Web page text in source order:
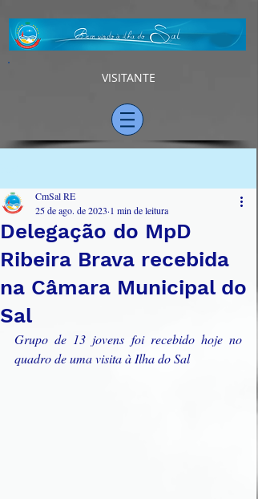
VISITANTE
Delegação do MpD
Ribeira Brava recebida
na Câmara Municipal do
Sal
CmSal RE
25 de ago. de 2023 1 min de leitura
Grupo de 13 jovens foi recebido hoje no
quadro de uma visita à Ilha do Sal